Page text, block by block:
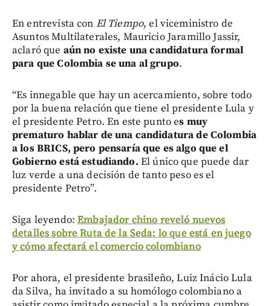
En entrevista con El Tiempo, el viceministro de
Asuntos Multilaterales, Mauricio Jaramillo Jassir,
aclaró que aún no existe una candidatura formal
para que Colombia se una al grupo.
“Es innegable que hay un acercamiento, sobre todo
por la buena relación que tiene el presidente Lula y
el presidente Petro. En este punto es muy
prematuro hablar de una candidatura de Colombia
a los BRICS, pero pensaría que es algo que el
Gobierno está estudiando. El único que puede dar
luz verde a una decisión de tanto peso es el
presidente Petro”.
Siga leyendo:Embajador chino reveló nuevos
detalles sobre Ruta de la Seda: lo que está en juego
y cómo afectará el comercio colombiano
Por ahora, el presidente brasileño, Luiz Inácio Lula
da Silva, ha invitado a su homólogo colombiano a